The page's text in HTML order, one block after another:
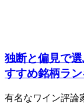
独断と偏見で
すすめ銘柄ラ
有名なワイン評論